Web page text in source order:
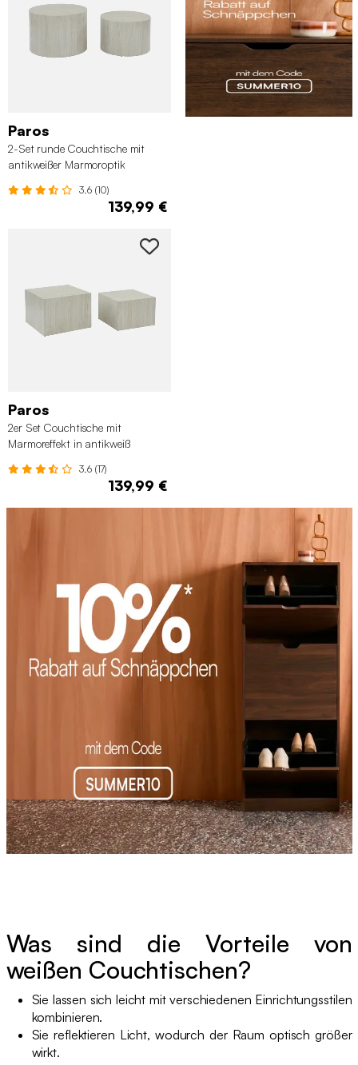
Paros
2-Set runde Couchtische mit
antikweißer Marmoroptik
3.6 (10)
139,99 €
Paros
2er Set Couchtische mit
Marmoreffekt in antikweiß
3.6 (17)
139,99 €
Was sind die Vorteile von
weißen Couchtischen?
Sie lassen sich leicht mit verschiedenen Einrichtungsstilen
kombinieren.
Sie reflektieren Licht, wodurch der Raum optisch größer
wirkt.